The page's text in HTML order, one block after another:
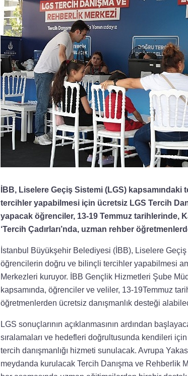
İBB, Liselere Geçiş Sistemi (LGS)
tercihler yapabilmesi için ücretsiz LGS Tercih
yapacak öğrenciler, 13-19 Temmuz tarihlerinde,
‘Tercih Çadırları’nda, uzman rehber
İstanbul Büyükşehir Belediyesi (İBB), Liselere
öğrencilerin doğru ve bilinçli tercihler yapabilmesi
Merkezleri kuruyor. İBB Gençlik Hizmetleri Şube
kapsamında, öğrenciler ve veliler, 13-19Temmuz
öğretmenlerden ücretsiz danışmanlık desteği
LGS sonuçlarının açıklanmasının ardından
sıralamaları ve hedefleri doğrultusunda kendileri
tercih danışmanlığı hizmeti sunulacak. Avrupa
meydanda kurulacak Tercih Danışma ve Rehberlik